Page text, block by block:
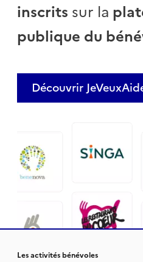
inscrits sur la
publique du
Découvrir
Les activités bénévoles